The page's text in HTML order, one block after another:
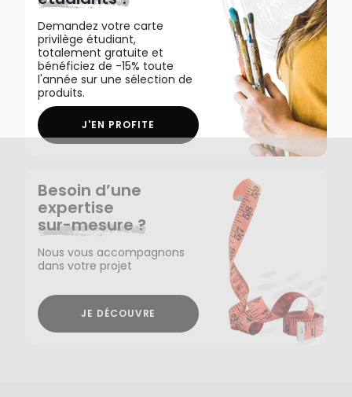
Demandez votre carte
privilège étudiant,
totalement gratuite et
bénéficiez de -15% toute
l'année sur une sélection de
produits.
J'EN PROFITE
Besoin d’une
expertise
sur-mesure ?
Nous vous accompagnons
dans votre projet
JE DÉCOUVRE